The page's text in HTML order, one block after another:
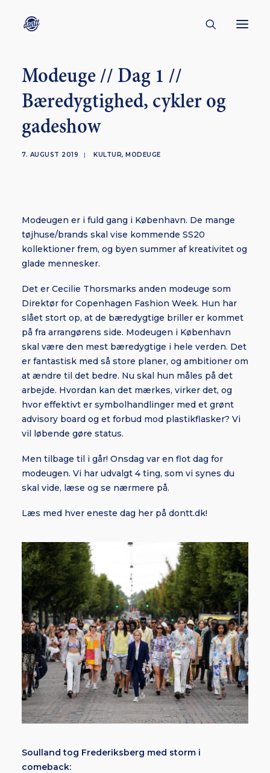
CONTACT
ABOUT
ENGLISH
SUBSCRIBE
Modeuge // Dag 1 //
Bæredygtighed, cykler og
gadeshow
7. AUGUST 2019 | KULTUR, MODEUGE
Modeugen er i fuld gang i København. De mange
tøjhuse/brands skal vise kommende SS20
kollektioner frem, og byen summer af kreativitet og
glade mennesker.
Det er Cecilie Thorsmarks anden modeuge som
Direktør for Copenhagen Fashion Week. Hun har
slået stort op, at de bæredygtige briller er kommet
på fra arrangørens side. Modeugen i København
skal være den mest bæredygtige i hele verden. Det
er fantastisk med så store planer, og ambitioner om
at ændre til det bedre. Nu skal hun måles på det
arbejde. Hvordan kan det mærkes, virker det, og
hvor effektivt er symbolhandlinger med et grønt
advisory board og et forbud mod plastikflasker? Vi
vil løbende gøre status.
Men tilbage til i går! Onsdag var en flot dag for
modeugen. Vi har udvalgt 4 ting, som vi synes du
skal vide, læse og se nærmere på.
Læs med hver eneste dag her på dontt.dk!
Soulland tog Frederiksberg med storm i
comeback: